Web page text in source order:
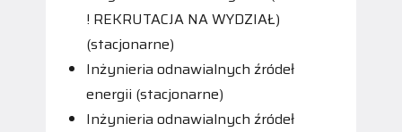
! REKRUTACJA NA WYDZIAŁ)
(stacjonarne)
Inżynieria odnawialnych źródeł
energii (stacjonarne)
Inżynieria odnawialnych źródeł